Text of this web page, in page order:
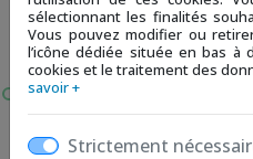
sélectionnant les finalités
Vous pouvez modifier ou
l’icône dédiée située en bas à
cookies et le traitement des
savoir +
Strictement